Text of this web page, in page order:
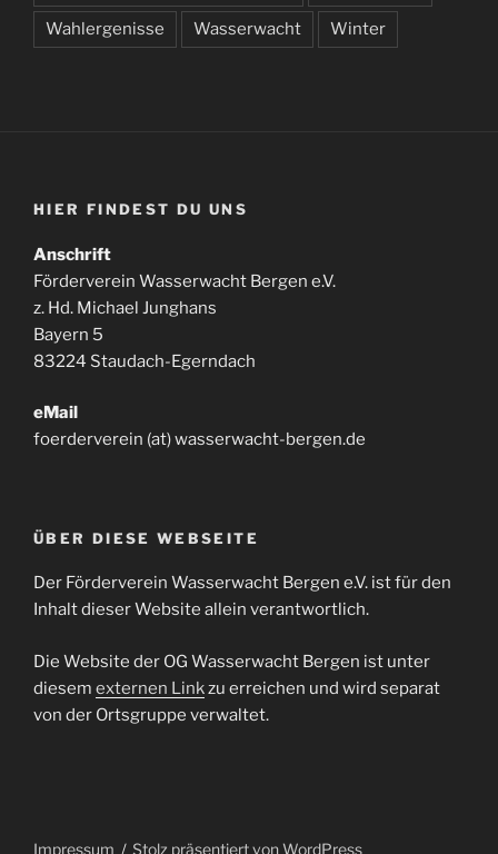
Wahlergenisse Wasserwacht Winter
HIER FINDEST DU UNS
Anschrift
Förderverein Wasserwacht Bergen e.V.
z. Hd. Michael Junghans
Bayern 5
83224 Staudach-Egerndach
eMail
foerderverein (at) wasserwacht-bergen.de
ÜBER DIESE WEBSEITE
Der Förderverein Wasserwacht Bergen e.V. ist für den
Inhalt dieser Website allein verantwortlich.
Die Website der OG Wasserwacht Bergen ist unter
diesem externen Linkzu erreichen und wird separat
von der Ortsgruppe verwaltet.
Impressum Stolz präsentiert von WordPress